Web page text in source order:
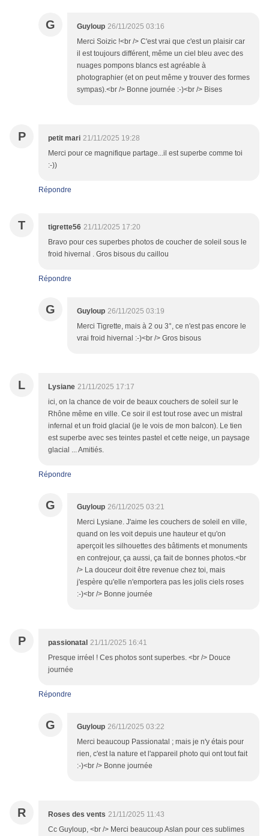
G Guyloup 26/11/2025 03:16
Merci Soizic !<br /> C'est vrai que c'est un plaisir car
il est toujours différent, même un ciel bleu avec des
nuages pompons blancs est agréable à
photographier (et on peut même y trouver des formes
sympas).<br /> Bonne journée :-)<br /> Bises
P petit mari 21/11/2025 19:28
Merci pour ce magnifique partage...il est superbe comme toi
:-))
Répondre
T tigrette56 21/11/2025 17:20
Bravo pour ces superbes photos de coucher de soleil sous le
froid hivernal . Gros bisous du caillou
Répondre
G Guyloup 26/11/2025 03:19
Merci Tigrette, mais à 2 ou 3°, ce n'est pas encore le
vrai froid hivernal :-)<br /> Gros bisous
L Lysiane 21/11/2025 17:17
ici, on la chance de voir de beaux couchers de soleil sur le
Rhône même en ville. Ce soir il est tout rose avec un mistral
infernal et un froid glacial (je le vois de mon balcon). Le tien
est superbe avec ses teintes pastel et cette neige, un paysage
glacial ... Amitiés.
Répondre
G Guyloup 26/11/2025 03:21
Merci Lysiane. J'aime les couchers de soleil en ville,
quand on les voit depuis une hauteur et qu'on
aperçoit les silhouettes des bâtiments et monuments
en contrejour, ça aussi, ça fait de bonnes photos.<br
/> La douceur doit être revenue chez toi, mais
j'espère qu'elle n'emportera pas les jolis ciels roses
:-)<br /> Bonne journée
P passionatal 21/11/2025 16:41
Presque irréel ! Ces photos sont superbes. <br /> Douce
journée
Répondre
G Guyloup 26/11/2025 03:22
Merci beaucoup Passionatal ; mais je n'y étais pour
rien, c'est la nature et l'appareil photo qui ont tout fait
:-)<br /> Bonne journée
R Roses des vents 21/11/2025 11:43
Cc Guyloup, <br /> Merci beaucoup Aslan pour ces sublimes